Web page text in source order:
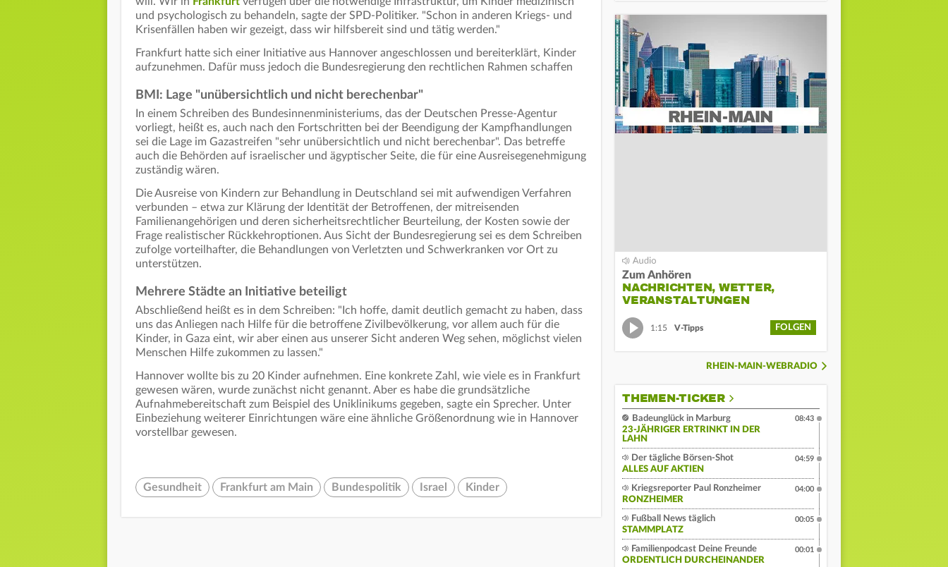
und psychologisch zu behandeln, sagte der SPD-Politiker. "Schon in anderen Kriegs- und
Krisenfällen haben wir gezeigt, dass wir hilfsbereit sind und tätig werden."
Frankfurt hatte sich einer Initiative aus Hannover angeschlossen und bereiterklärt, Kinder
aufzunehmen. Dafür muss jedoch die Bundesregierung den rechtlichen Rahmen schaffen
BMI: Lage "unübersichtlich und nicht berechenbar"
In einem Schreiben des Bundesinnenministeriums, das der Deutschen Presse-Agentur
vorliegt, heißt es, auch nach den Fortschritten bei der Beendigung der Kampfhandlungen
sei die Lage im Gazastreifen "sehr unübersichtlich und nicht berechenbar". Das betreffe
auch die Behörden auf israelischer und ägyptischer Seite, die für eine Ausreisegenehmigung
zuständig wären.
Die Ausreise von Kindern zur Behandlung in Deutschland sei mit aufwendigen Verfahren
verbunden – etwa zur Klärung der Identität der Betroffenen, der mitreisenden
Familienangehörigen und deren sicherheitsrechtlicher Beurteilung, der Kosten sowie der
Frage realistischer Rückkehroptionen. Aus Sicht der Bundesregierung sei es dem Schreiben
zufolge vorteilhafter, die Behandlungen von Verletzten und Schwerkranken vor Ort zu
unterstützen.
Mehrere Städte an Initiative beteiligt
Abschließend heißt es in dem Schreiben: "Ich hoffe, damit deutlich gemacht zu haben, dass
uns das Anliegen nach Hilfe für die betroffene Zivilbevölkerung, vor allem auch für die
Kinder, in Gaza eint, wir aber einen aus unserer Sicht anderen Weg sehen, möglichst vielen
Menschen Hilfe zukommen zu lassen."
Hannover wollte bis zu 20 Kinder aufnehmen. Eine konkrete Zahl, wie viele es in Frankfurt
gewesen wären, wurde zunächst nicht genannt. Aber es habe die grundsätzliche
Aufnahmebereitschaft zum Beispiel des Uniklinikums gegeben, sagte ein Sprecher. Unter
Einbeziehung weiterer Einrichtungen wäre eine ähnliche Größenordnung wie in Hannover
vorstellbar gewesen.
Gesundheit Frankfurt am Main Bundespolitik Israel Kinder
Zum Anhören
NACHRICHTEN, WETTER,
VERANSTALTUNGEN
1:15 V-Tipps FOLGEN
RHEIN-MAIN-WEBRADIO
THEMEN-TICKER
Badeunglück in Marburg
23-JÄHRIGER ERTRINKT IN DER
LAHN
08:43
Der tägliche Börsen-Shot
ALLES AUF AKTIEN
04:59
Kriegsreporter Paul Ronzheimer
RONZHEIMER
04:00
Fußball News täglich
STAMMPLATZ
00:05
Familienpodcast Deine Freunde
ORDENTLICH DURCHEINANDER
00:01